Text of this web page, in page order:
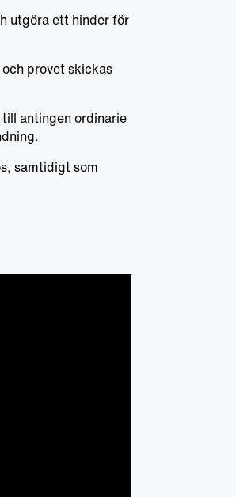
utgöra ett hinder för
provet skickas
antingen ordinarie
samtidigt som